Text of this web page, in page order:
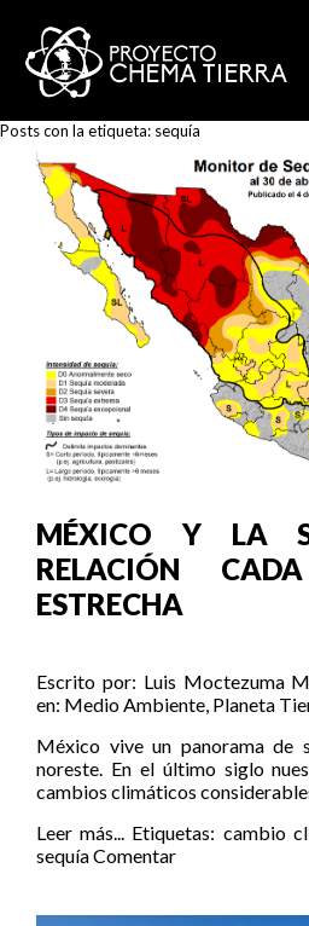
Posts con la etiqueta: sequía
MÉXICO Y LA
RELACIÓN
ESTRECHA
Escrito por: Luis Moctezuma
en: Medio Ambiente, Planeta
México vive un panorama de
noreste. En el último siglo
cambios climáticos
Leer más... Etiquetas: cambio
sequíaComentar